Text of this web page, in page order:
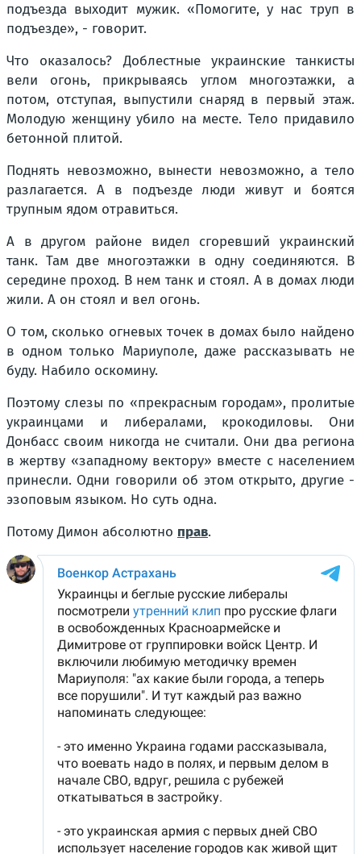
подъезда выходит мужик. «Помогите, у нас труп в
подъезде», - говорит.
Что оказалось? Доблестные украинские танкисты
вели огонь, прикрываясь углом многоэтажки, а
потом, отступая, выпустили снаряд в первый этаж.
Молодую женщину убило на месте. Тело придавило
бетонной плитой.
Поднять невозможно, вынести невозможно, а тело
разлагается. А в подъезде люди живут и боятся
трупным ядом отравиться.
А в другом районе видел сгоревший украинский
танк. Там две многоэтажки в одну соединяются. В
середине проход. В нем танк и стоял. А в домах люди
жили. А он стоял и вел огонь.
О том, сколько огневых точек в домах было найдено
в одном только Мариуполе, даже рассказывать не
буду. Набило оскомину.
Поэтому слезы по «прекрасным городам», пролитые
украинцами и либералами, крокодиловы. Они
Донбасс своим никогда не считали. Они два региона
в жертву «западному вектору» вместе с населением
принесли. Одни говорили об этом открыто, другие -
эзоповым языком. Но суть одна.
Потому Димон абсолютно прав.